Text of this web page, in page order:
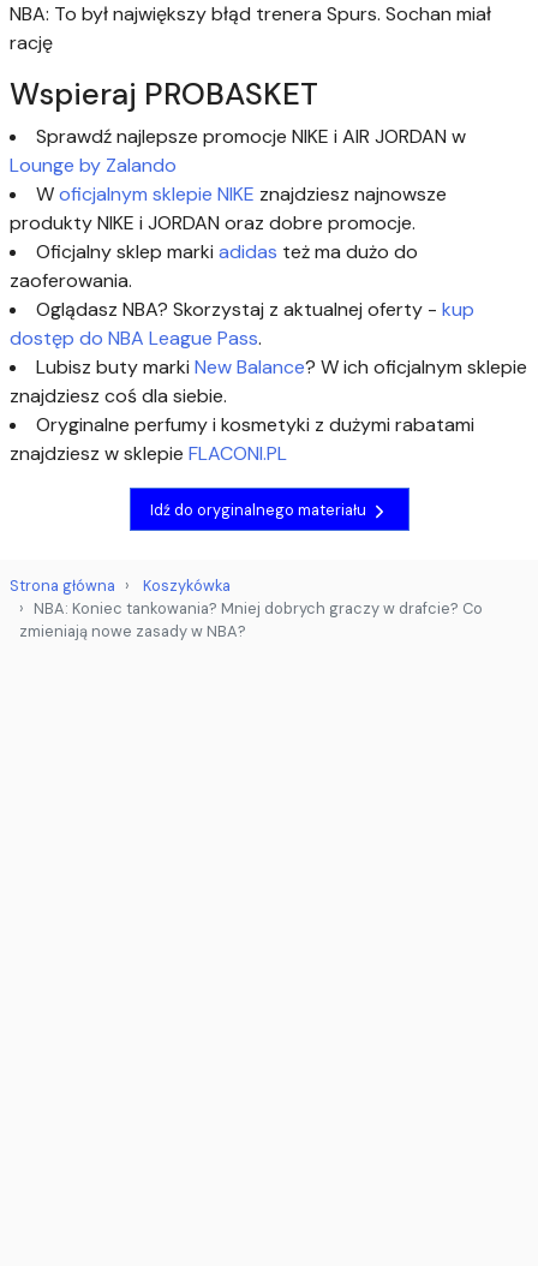
NBA: To był największy błąd trenera Spurs. Sochan miał
rację
Wspieraj PROBASKET
Sprawdź najlepsze promocje NIKE i AIR JORDAN w
Lounge by Zalando
Woficjalnym sklepie NIKE znajdziesz najnowsze
produkty NIKE i JORDAN oraz dobre promocje.
Oficjalny sklep marki adidas też ma dużo do
zaoferowania.
Oglądasz NBA? Skorzystaj z aktualnej oferty - kup
dostęp do NBA League Pass.
Lubisz buty marki New Balance? W ich oficjalnym sklepie
znajdziesz coś dla siebie.
Oryginalne perfumy i kosmetyki z dużymi rabatami
znajdziesz w sklepie FLACONI.PL
Idź do oryginalnego materiału
Strona główna
Koszykówka
NBA: Koniec tankowania? Mniej dobrych graczy w drafcie? Co
zmieniają nowe zasady w NBA?